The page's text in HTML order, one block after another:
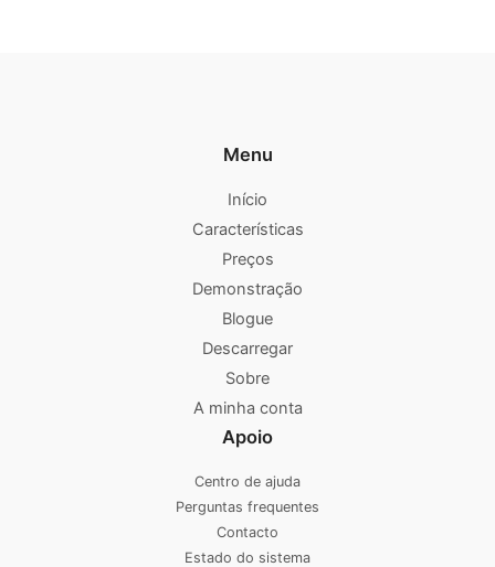
Menu
Início
Características
Preços
Demonstração
Blogue
Descarregar
Sobre
A minha conta
Apoio
Centro de ajuda
Perguntas frequentes
Contacto
Estado do sistema